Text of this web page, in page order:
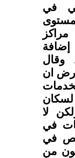
في
إضافة
وقال
ان
لا
في
في
من